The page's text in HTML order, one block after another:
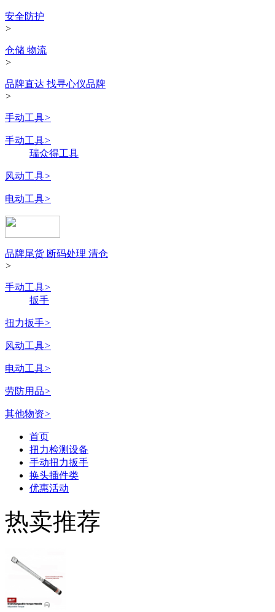
安全防护
>
仓储 物流
>
品牌直达 找寻心仪品牌
>
手动工具>
手动工具>
瑞众得工具
风动工具>
电动工具>
品牌尾货 断码处理 清仓
>
手动工具>
扳手
扭力扳手>
风动工具>
电动工具>
劳防用品>
其他物资>
首页
扭力检测设备
手动扭力扳手
换头插件类
优惠活动
热卖推荐